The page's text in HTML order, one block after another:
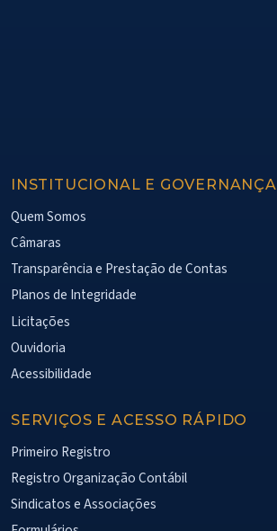
INSTITUCIONAL E GOVERNANÇA
Quem Somos
Câmaras
Transparência e Prestação de Contas
Planos de Integridade
Licitações
Ouvidoria
Acessibilidade
SERVIÇOS E ACESSO RÁPIDO
Primeiro Registro
Registro Organização Contábil
Sindicatos e Associações